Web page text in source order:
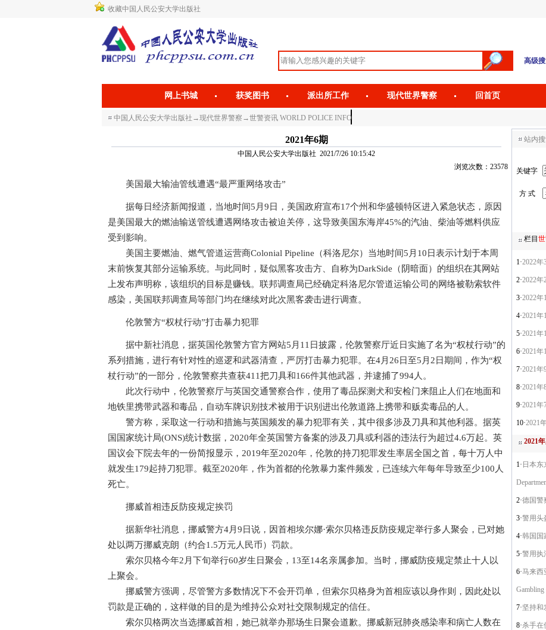
收藏中国人民公安大学出版社
高级
网上书城 获奖图书 派出所工作 现代世界警察 回首页
中国人民公安大学出版社 →现代世界警察 →世警资讯 WORLD POLICE INFO
2021年6期
中国人民公安大学出版社 2021/7/26 10:15:42
浏览次数：23578
美国最大输油管线遭遇“最严重网络攻击”
据每日经济新闻报道，当地时间5月9日，美国政府宣布17个州和华盛顿特区进入紧急状态，原因
是美国最大的燃油输送管线遭遇网络攻击被迫关停，这导致美国东海岸45%的汽油、柴油等燃料供应
受到影响。
美国主要燃油、燃气管道运营商Colonial Pipeline（科洛尼尔）当地时间5月10日表示计划于本周
末前恢复其部分运输系统。与此同时，疑似黑客攻击方、自称为DarkSide（阴暗面）的组织在其网站
上发布声明称，该组织的目标是赚钱。联邦调查局已经确定科洛尼尔管道运输公司的网络被勒索软件
感染，美国联邦调查局等部门均在继续对此次黑客袭击进行调查。
伦敦警方“权杖行动”打击暴力犯罪
据中新社消息，据英国伦敦警方官方网站5月11日披露，伦敦警察厅近日实施了名为“权杖行动”的
系列措施，进行有针对性的巡逻和武器清查，严厉打击暴力犯罪。在4月26日至5月2日期间，作为“权
杖行动”的一部分，伦敦警察共查获411把刀具和166件其他武器，并逮捕了994人。
此次行动中，伦敦警察厅与英国交通警察合作，使用了毒品探测犬和安检门来阻止人们在地面和
地铁里携带武器和毒品，自动车牌识别技术被用于识别进出伦敦道路上携带和贩卖毒品的人。
警方称，采取这一行动和措施与英国频发的暴力犯罪有关，其中很多涉及刀具和其他利器。据英
国国家统计局(ONS)统计数据，2020年全英国警方备案的涉及刀具或利器的违法行为超过4.6万起。英
国议会下院去年的一份简报显示，2019年至2020年，伦敦的持刀犯罪发生率居全国之首，每十万人中
就发生179起持刀犯罪。截至2020年，作为首都的伦敦暴力案件频发，已连续六年每年导致至少100人
死亡。
挪威首相违反防疫规定挨罚
据新华社消息，挪威警方4月9日说，因首相埃尔娜·索尔贝格违反防疫规定举行多人聚会，已对她
处以两万挪威克朗（约合1.5万元人民币）罚款。
索尔贝格今年2月下旬举行60岁生日聚会，13至14名亲属参加。当时，挪威防疫规定禁止十人以
上聚会。
挪威警方强调，尽管警方多数情况下不会开罚单，但索尔贝格身为首相应该以身作则，因此处以
罚款是正确的，这样做的目的是为维持公众对社交限制规定的信任。
索尔贝格两次当选挪威首相，她已就举办那场生日聚会道歉。挪威新冠肺炎感染率和病亡人数在
站内
关键字
方 式
栏目
1·2022年
2·2022年
3·2022年
4·2021年
5·2021年
6·2021年
7·2021年
8·2021年
9·2021年
10·2021
2021
1· 日本东
2·德国警
3·警用头
4·韩国国
5·警用执
6·马来西
Gambling
7·坚持和
8·杀手在